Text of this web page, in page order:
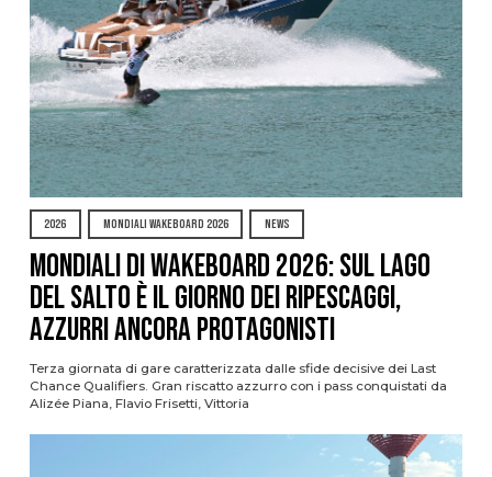
2026 MONDIALI WAKEBOARD 2026 NEWS
Mondiali di Wakeboard 2026: sul Lago
del Salto è il giorno dei ripescaggi,
azzurri ancora protagonisti
Terza giornata di gare caratterizzata dalle sfide decisive dei Last
Chance Qualifiers. Gran riscatto azzurro con i pass conquistati da
Alizée Piana, Flavio Frisetti, Vittoria